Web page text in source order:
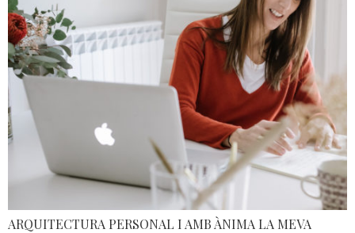
ARQUITECTURA PERSONAL I AMB ÀNIMA LA MEVA